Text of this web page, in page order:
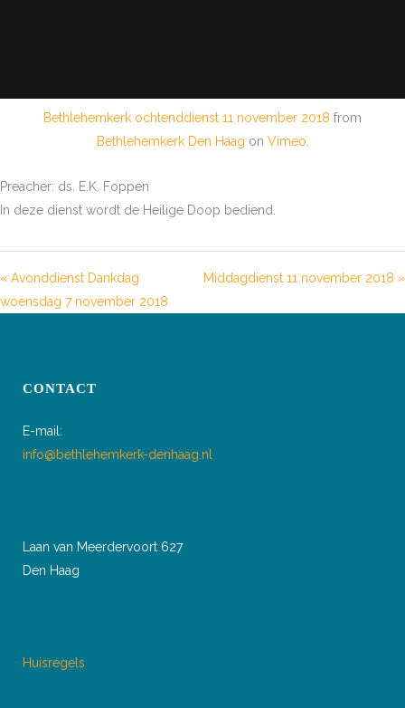
Bethlehemkerk ochtenddienst 11 november 2018 from
Bethlehemkerk Den Haag on Vimeo
Preacher: ds. E.K. Foppen
In deze dienst wordt de Heilige Doop bediend.
« Avonddienst Dankdag
woensdag 7 november 2018
Middagdienst 11 november 2018 »
CONTACT
E-mail:
info@bethlehemkerk-denhaag.nl
Laan van Meerdervoort 627
Den Haag
Huisregels